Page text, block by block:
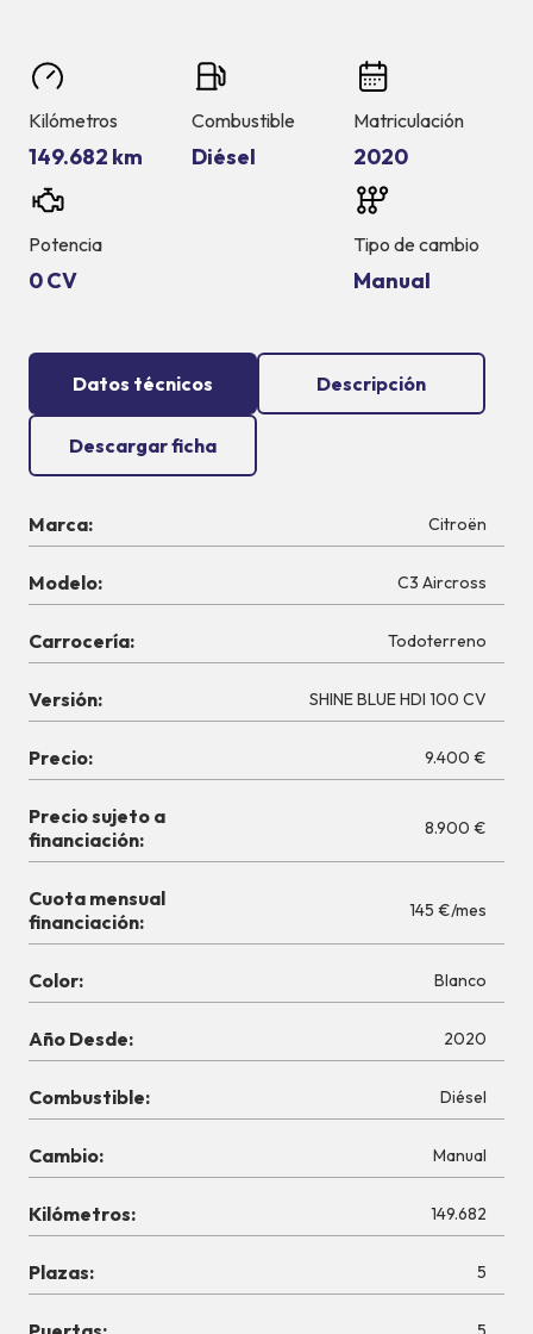
Kilómetros
149.682 km
Combustible
Diésel
Matriculación
2020
Potencia
0 CV
Tipo de cambio
Manual
Datos técnicos Descripción
Descargar ficha
Marca: Citroën
Modelo: C3 Aircross
Carrocería: Todoterreno
Versión: SHINE BLUE HDI 100 CV
Precio: 9.400 €
Precio sujeto a
financiación:
8.900 €
Cuota mensual
financiación:
145 €/mes
Color: Blanco
Año Desde: 2020
Combustible: Diésel
Cambio: Manual
Kilómetros: 149.682
Plazas: 5